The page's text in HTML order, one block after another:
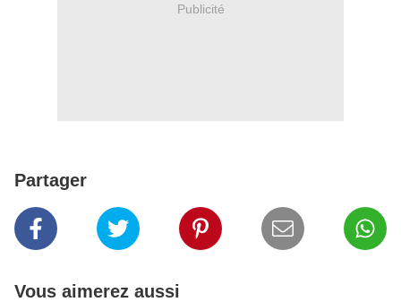
Publicité
Partager
Vous aimerez aussi